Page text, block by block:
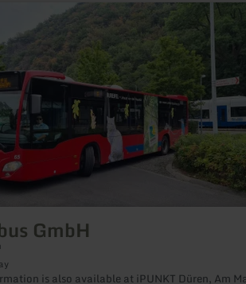
GmbH
is also available at iPUNKT Düren, Am